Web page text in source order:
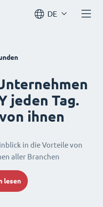
DE
jeden Tag.
ihnen
in die Vorteile von
aller Branchen
lesen